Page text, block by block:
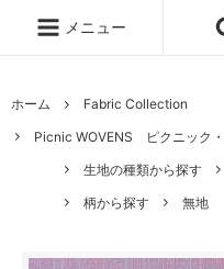
メニュー
ホーム
Fabric Collection
Picnic WOVENS ピクニック
生地の種類から探す
柄から探す
無地